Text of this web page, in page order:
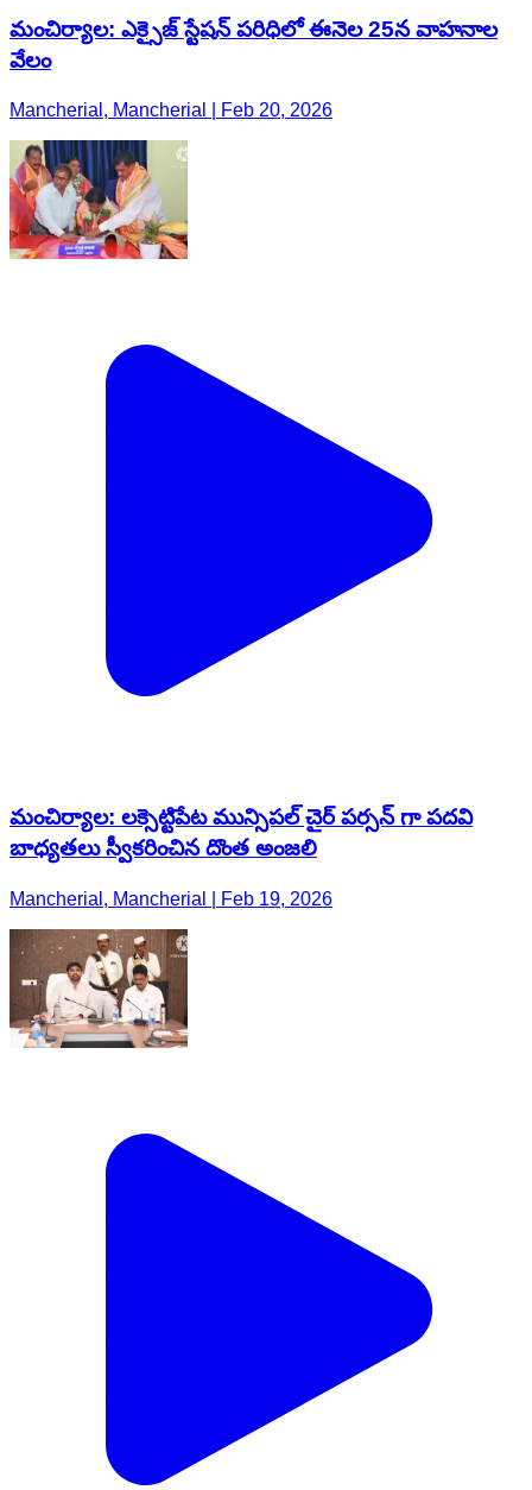
మంచిర్యాల: ఎక్సైజ్ స్టేషన్ పరిధిలో ఈనెల 25న వాహనాల
వేలం
Mancherial, Mancherial | Feb 20, 2026
మంచిర్యాల: లక్సెట్టిపేట మున్సిపల్ చైర్ పర్సన్ గా పదవి
బాధ్యతలు స్వీకరించిన దొంత అంజలి
Mancherial, Mancherial | Feb 19, 2026